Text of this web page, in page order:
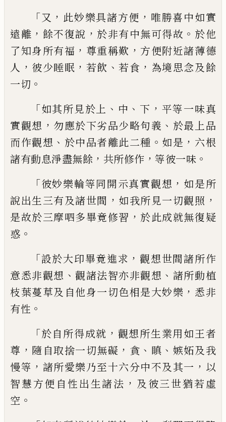
「又 ， 此妙樂具諸方便 ， 唯勝喜中如實
遠離 ， 餘不復說 ， 於非有中無可得故 。 於他
了知身所有福 ， 尊重稱歎 ， 方便附近諸薄德
人 ， 彼少睡眠 ， 若飲 、若食 ， 為境思念及餘
一切 。
「如其所見於上 、 中 、 下 ， 平等一味真
實觀想 ， 勿應於下劣品少略句義 、 於最上品
而作觀想 、 於中品者離此二種 。 如是 ， 六根
諸有動息淨盡無餘 ， 共所修作 ， 等彼一味 。
「彼妙樂輪等同開示真實觀想 ， 如是所
說出生三有及諸世間 ， 如我所見一切觀照 ，
是故於三摩呬多畢竟修習 ， 於此成就無復疑
惑 。
「設於大印畢竟進求 ，觀想世間諸所作
意悉非觀想 、觀諸法智亦非觀想 、 諸所動植
枝葉蔓草及自他身一切色相是大妙樂 ， 悉非
有性 。
「於自所得成就 ， 觀想所生業用如王者
尊 ， 隨自取捨一切無礙 ， 貪 、 瞋 、 嫉妬及我
慢等 ， 諸所愛樂乃至十六分中不及其一 ， 以
智慧方便自性出生諸法 ， 及彼三世猶若虛
空 。